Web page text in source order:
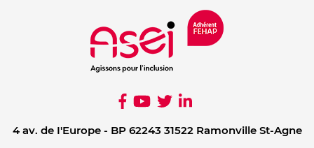
4 av. de I'Europe - BP 62243 31522 Ramonville St-Agne